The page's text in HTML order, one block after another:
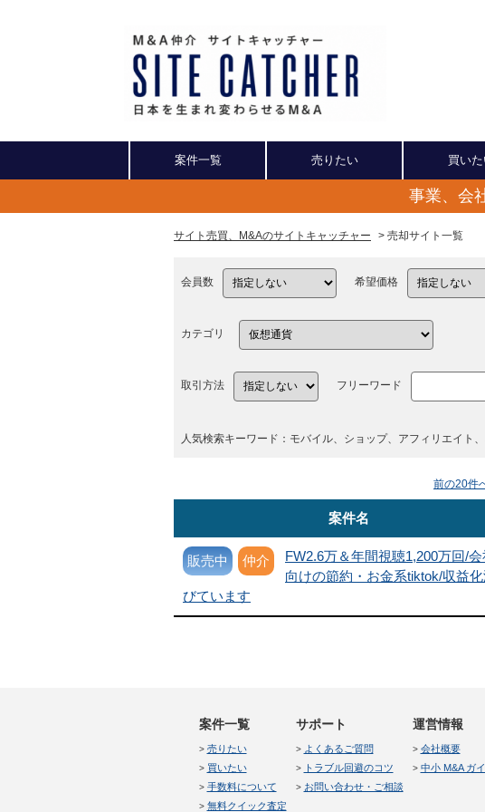
案件一覧 売りたい 買い
事業、会
サイト売買、M&Aのサイトキャッチャー > 売却サイト一覧
会員数 希望価格
カテゴリ
取引方法 フリーワード
人気検索キーワード：モバイル、ショップ、アフィリエイト
前の20件
案件名
販売中 仲介
FW2.6万＆年間視聴1,200万回/会
向けの節約・お金系tiktok/収益
びています
案件一覧
売りたい
買いたい
手数料について
無料クイック査定
サポート
よくあるご質問
トラブル回避のコツ
お問い合わせ・ご相談
運営情報
会社概要
中小 M&A ガ